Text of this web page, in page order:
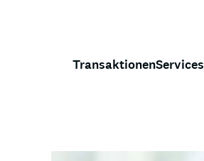
TransaktionenServices